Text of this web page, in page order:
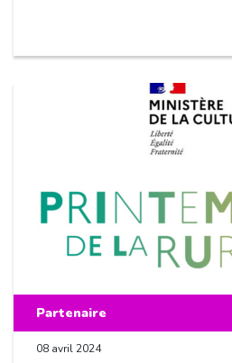
Partenaire
08 avril 2024